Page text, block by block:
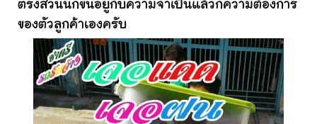
ตรงส่วนนี้ก็ขึ้นอยู่กับความจำเป็นแล้วก็ความต้องการ
ของตัวลูกค้าเองครับ